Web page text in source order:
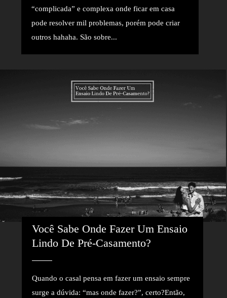
“complicada” e complexa onde ficar em casa
pode resolver mil problemas, porém pode criar
outros hahaha. São sobre...
Você Sabe Onde Fazer Um Ensaio
Lindo De Pré-Casamento?
Quando o casal pensa em fazer um ensaio sempre
surge a dúvida: “mas onde fazer?”, certo?Então,